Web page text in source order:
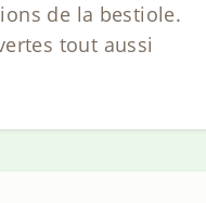
de la bestiole.
tout aussi